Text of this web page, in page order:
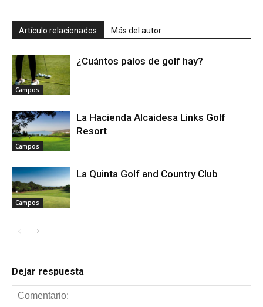
Artículo relacionados Más del autor
Campos
¿Cuántos palos de golf hay?
Campos
La Hacienda Alcaidesa Links Golf
Resort
Campos
La Quinta Golf and Country Club
Dejar respuesta